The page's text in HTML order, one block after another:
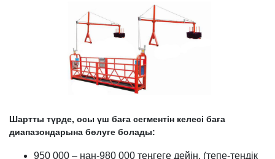
Шартты түрде, осы үш баға сегментін келесі баға
диапазондарына бөлуге болады:
950 000 – нан-980 000 теңгеге дейін. (тепе-теңдік